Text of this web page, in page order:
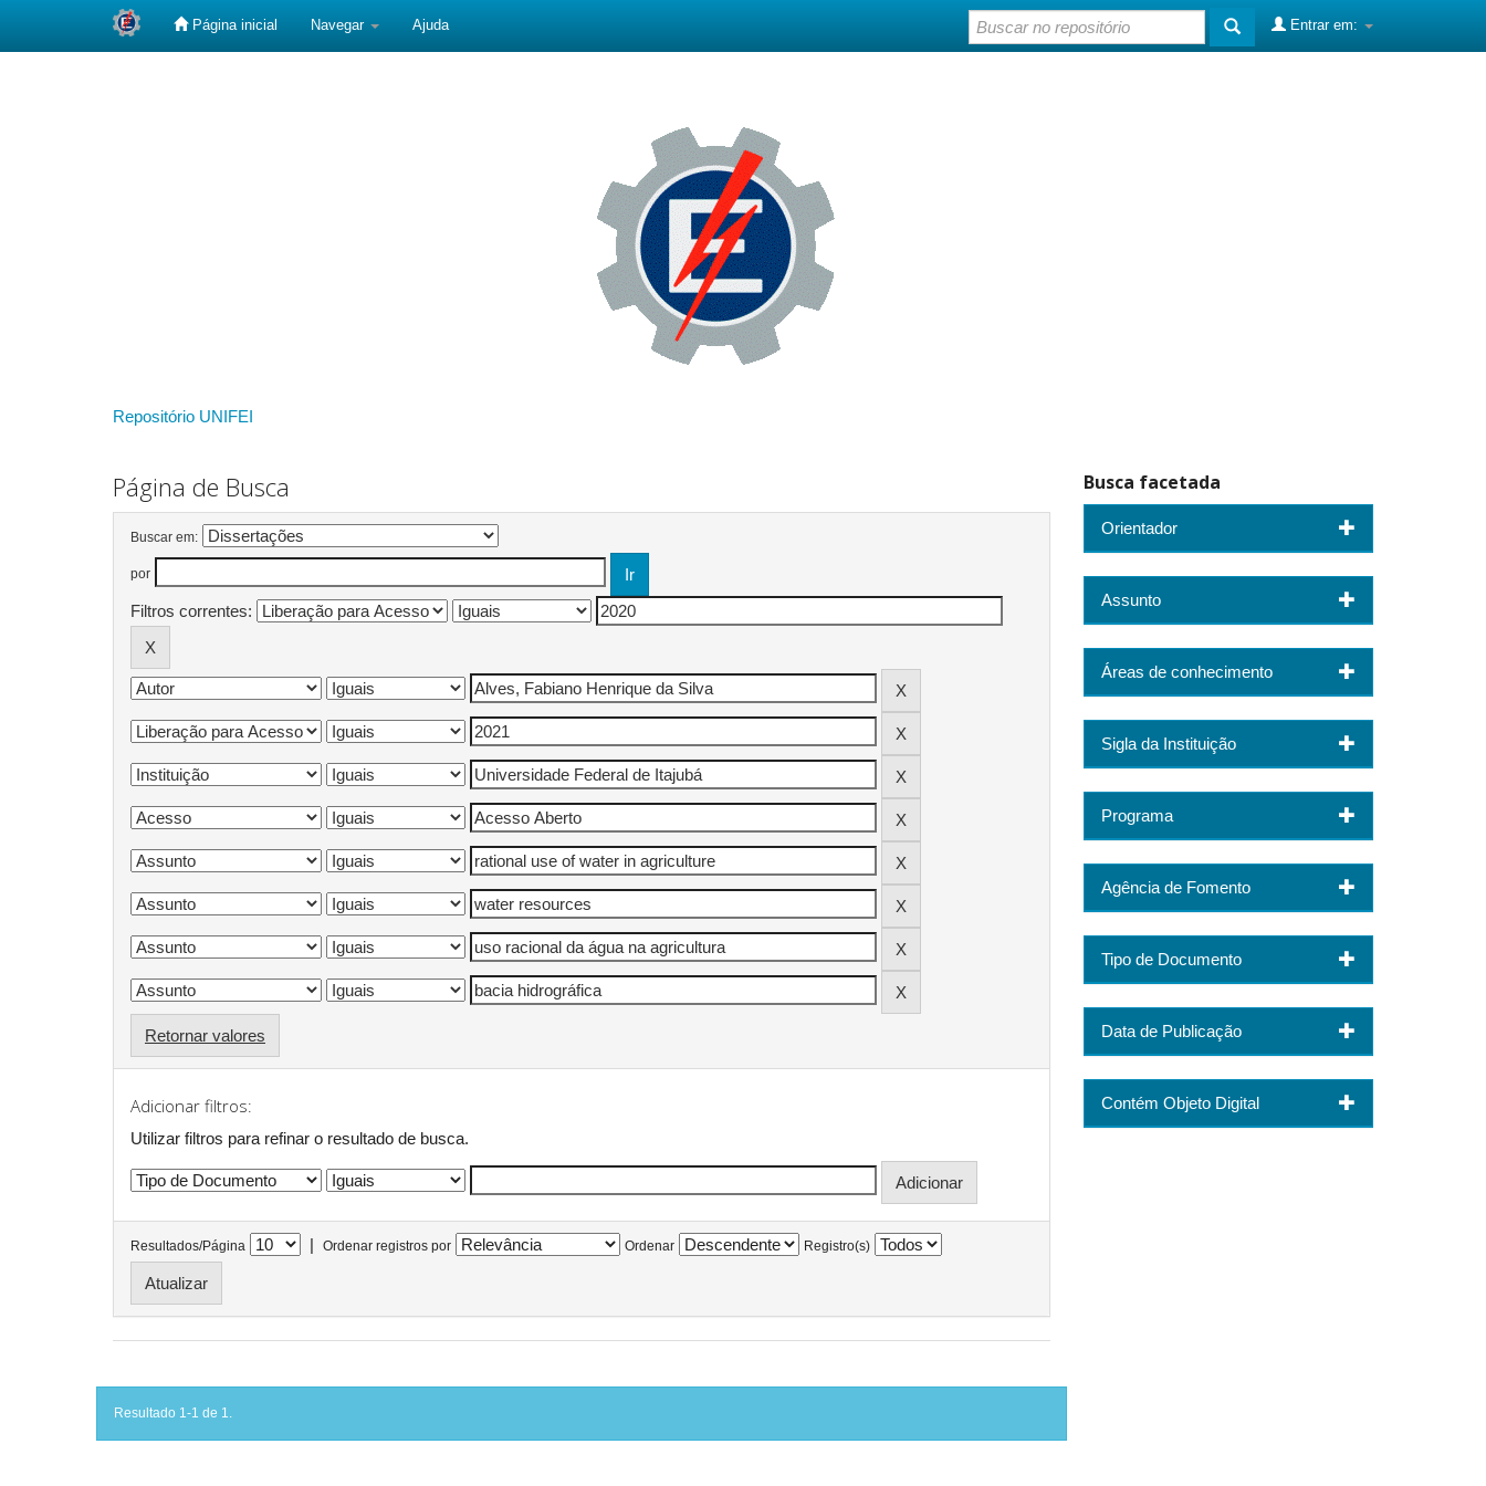
Página inicial Navegar Ajuda Entrar em:
Repositório UNIFEI
Página de Busca
Buscar em:
por
Filtros correntes:
Retornar valores
Adicionar filtros:
Utilizar filtros para refinar o resultado de busca.
Resultados/Página | Ordenar registros por Ordenar Registro(s)
Resultado 1-1 de 1.
Busca facetada
Orientador
Assunto
Áreas de conhecimento
Sigla da Instituição
Programa
Agência de Fomento
Tipo de Documento
Data de Publicação
Contém Objeto Digital